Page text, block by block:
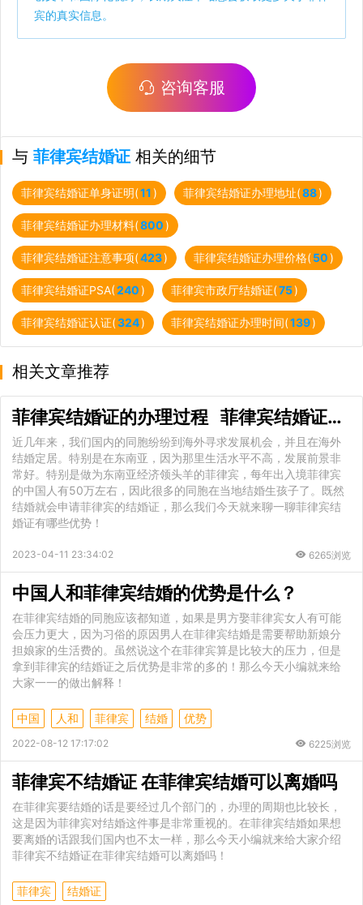
宾的真实信息。
咨询客服
与 菲律宾结婚证 相关的细节
菲律宾结婚证单身证明(11) 菲律宾结婚证办理地址(88)
菲律宾结婚证办理材料(800)
菲律宾结婚证注意事项(423) 菲律宾结婚证办理价格(50)
菲律宾结婚证PSA(240) 菲律宾市政厅结婚证(75)
菲律宾结婚证认证(324) 菲律宾结婚证办理时间(139)
相关文章推荐
菲律宾结婚证的办理过程 菲律宾结婚证的优势
近几年来，我们国内的同胞纷纷到海外寻求发展机会，并且在海外
结婚定居。特别是在东南亚，因为那里生活水平不高，发展前景非
常好。特别是做为东南亚经济领头羊的菲律宾，每年出入境菲律宾
的中国人有50万左右，因此很多的同胞在当地结婚生孩子了。既然
结婚就会申请菲律宾的结婚证，那么我们今天就来聊一聊菲律宾结
婚证有哪些优势！
2023-04-11 23:34:02 6265浏览
中国人和菲律宾结婚的优势是什么？
在菲律宾结婚的同胞应该都知道，如果是男方娶菲律宾女人有可能
会压力更大，因为习俗的原因男人在菲律宾结婚是需要帮助新娘分
担娘家的生活费的。虽然说这个在菲律宾算是比较大的压力，但是
拿到菲律宾的结婚证之后优势是非常的多的！那么今天小编就来给
大家一一的做出解释！
中国 人和 菲律宾 结婚 优势
2022-08-12 17:17:02 6225浏览
菲律宾不结婚证 在菲律宾结婚可以离婚吗
在菲律宾要结婚的话是要经过几个部门的，办理的周期也比较长，
这是因为菲律宾对结婚这件事是非常重视的。在菲律宾结婚如果想
要离婚的话跟我们国内也不太一样，那么今天小编就来给大家介绍
菲律宾不结婚证在菲律宾结婚可以离婚吗！
菲律宾 结婚证